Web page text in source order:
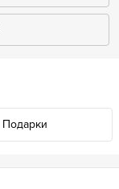
Подарки